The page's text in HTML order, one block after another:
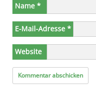
Name *
E-Mail-Adresse *
Website